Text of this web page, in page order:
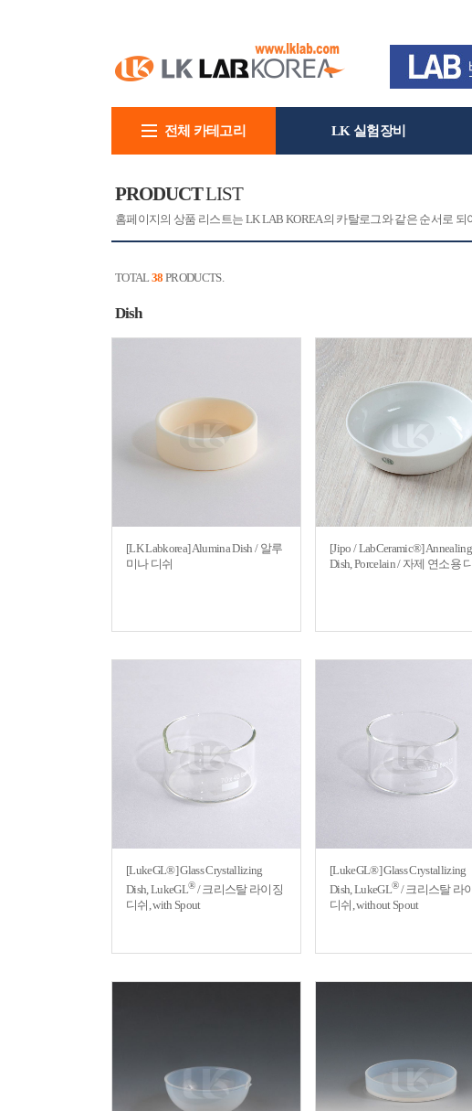
전체 카테고리 LK 실험장비
PRODUCTLIST
홈페이지의 상품 리스트는 LK LAB KOREA의 카탈로그와 같은 순서로 되
TOTAL 38 PRODUCTS.
Dish
[LK Labkorea] Alumina Dish / 알루
미나 디쉬
[Jipo / LabCeramic®] Annealing
Dish, Porcelain / 자제 연소용
[LukeGL®] Glass Crystallizing
Dish, LukeGL®/ 크리스탈 라이징
디쉬, with Spout
[LukeGL®] Glass Crystallizing
Dish, LukeGL®/ 크리스탈 라
디쉬, without Spout